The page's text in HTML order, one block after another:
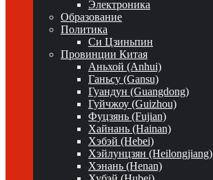
Электроника
Образование
Политика
Си Цзиньпин
Провинции Китая
Аньхой (Anhui)
Ганьсу (Gansu)
Гуандун (Guangdong)
Гуйчжоу (Guizhou)
Фуцзянь (Fujian)
Хайнань (Hainan)
Хэбэй (Hebei)
Хэйлунцзян (Heilongjiang)
Хэнань (Henan)